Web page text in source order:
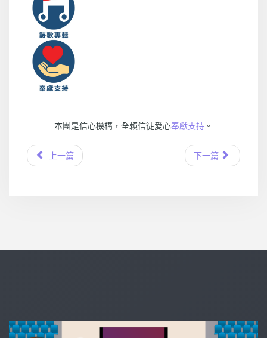
本團是信心機構，全賴信徒愛心奉獻支持 。
上一篇 下一篇